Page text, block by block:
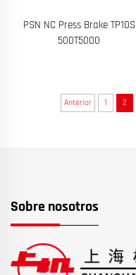
PSN NC Press Brake TP10S
500T5000
Anterior 1 2
Sobre nosotros